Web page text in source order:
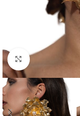
Click to enlarge